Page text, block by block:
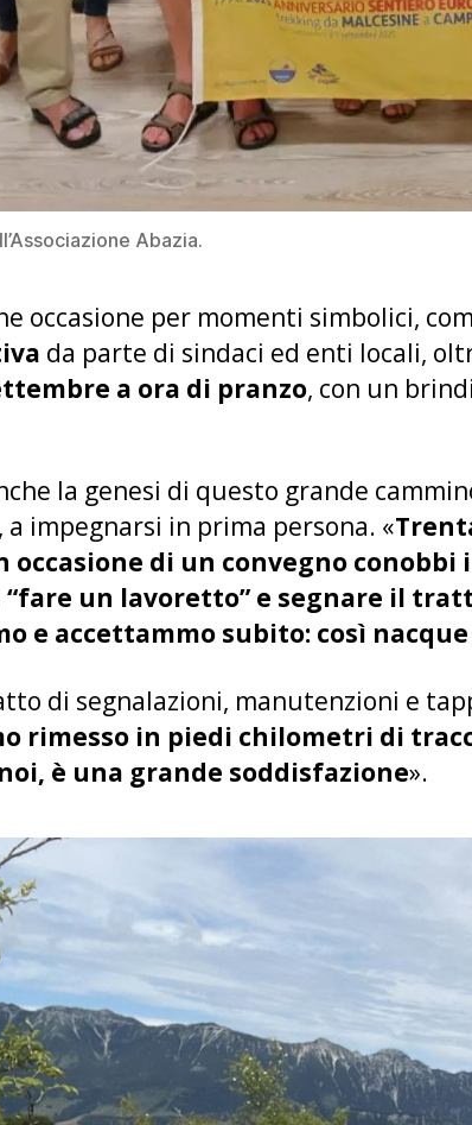
Abazia.
occasione per momenti simbolici,
da parte di sindaci ed enti locali,
a ora di pranzo, con un
la genesi di questo grande
impegnarsi in prima persona. «
occasione di un convegno
un lavoretto” e segnare il
e accettammo subito: così
di segnalazioni, manutenzioni e
rimesso in piedi chilometri di
è una grande soddisfazione».